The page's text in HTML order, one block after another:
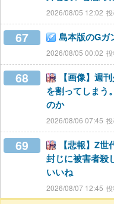
2026/08/05 12:02
67 島本版のGガ
2026/08/05 00:02
68
【画像】週
を割ってしまう
のか
2026/08/06 07:45
69
【悲報】Z
封じに被害者殺
いいね
2026/08/07 12:45